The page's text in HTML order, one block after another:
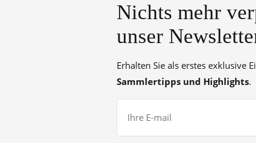
Nichts mehr
unser
Erhalten Sie als erstes exklusive
Sammlertipps und Highlights.